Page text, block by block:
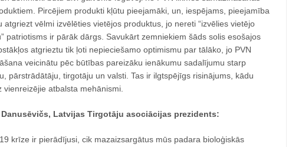
Pircējiem produkti kļūtu pieejamāki, un, iespējams, pieejamība
atgriezt vēlmi izvēlēties vietējos produktus, jo nereti “izvēlies vietējo
patriotisms ir pārāk dārgs. Savukārt zemniekiem šāds solis esošajos
atgrieztu tik ļoti nepieciešamo optimismu par tālāko, jo PVN
veicinātu pēc būtības pareizāku ienākumu sadalījumu starp
pārstrādātāju, tirgotāju un valsti. Tas ir ilgtspējīgs risinājums, kādu
vienreizējie atbalsta mehānismi.
Danusēvičs, Latvijas Tirgotāju asociācijas prezidents:
krīze ir pierādījusi, cik mazaizsargātus mūs padara bioloģiskās